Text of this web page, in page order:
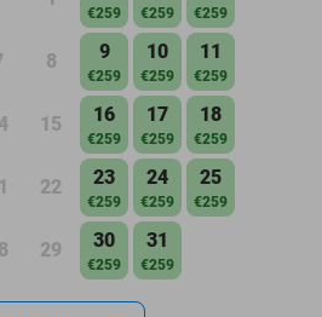
€259 €259 €259
8 9
€259
10
€259
11
€259
15 16
€259
17
€259
18
€259
22 23
€259
24
€259
25
€259
29 30
€259
31
€259